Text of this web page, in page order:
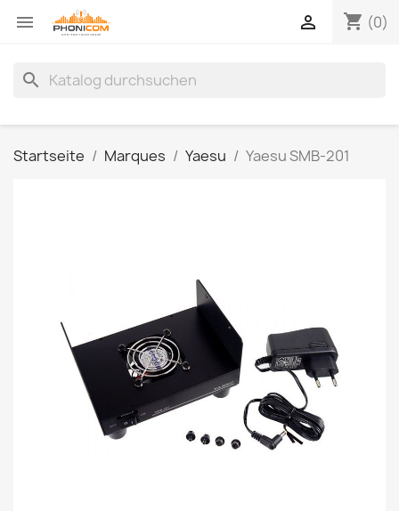
 shopping_cart (0)

search
Startseite Marques Yaesu Yaesu SMB-201